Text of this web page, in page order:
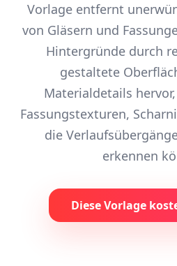
Vorlage entfernt
von Gläsern und
Hintergründe durch
gestaltete
Materialdetails
Fassungstexturen,
die
erkennen
Diese Vorlage